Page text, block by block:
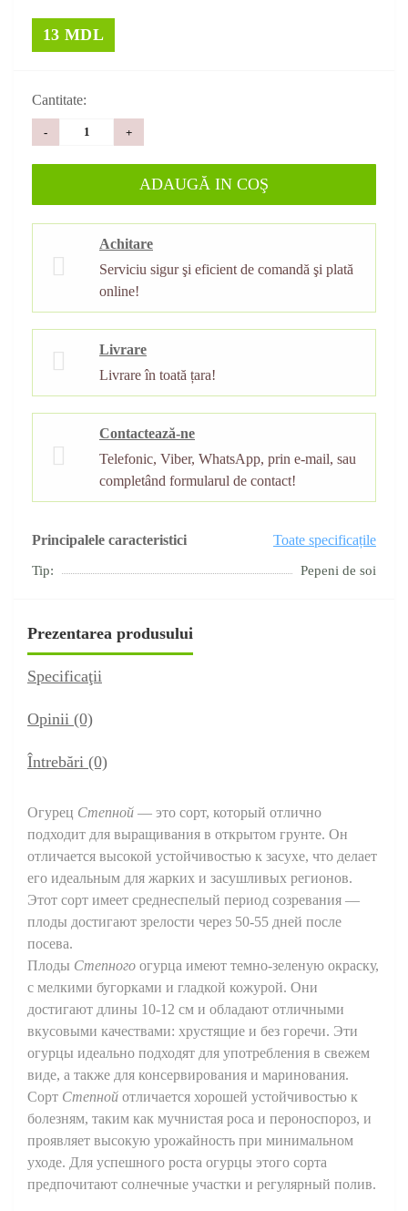
13 MDL
Principalele caracteristici Toate specificațile
Tip: Pepeni de soi
Cantitate:
- +
ADAUGĂ IN COŞ
Achitare
Serviciu sigur şi eficient de comandă şi plată
online!
Livrare
Livrare în toată țara!
Contactează-ne
Telefonic, Viber, WhatsApp, prin e-mail, sau
completând formularul de contact!
Prezentarea produsului
Specificaţii
Opinii (0)
Întrebări (0)
Огурец Степной — это сорт, который отлично
подходит для выращивания в открытом грунте. Он
отличается высокой устойчивостью к засухе, что делает
его идеальным для жарких и засушливых регионов.
Этот сорт имеет среднеспелый период созревания —
плоды достигают зрелости через 50-55 дней после
посева.
Плоды Степного огурца имеют темно-зеленую окраску,
с мелкими бугорками и гладкой кожурой. Они
достигают длины 10-12 см и обладают отличными
вкусовыми качествами: хрустящие и без горечи. Эти
огурцы идеально подходят для употребления в свежем
виде, а также для консервирования и маринования.
Сорт Степной отличается хорошей устойчивостью к
болезням, таким как мучнистая роса и пероноспороз, и
проявляет высокую урожайность при минимальном
уходе. Для успешного роста огурцы этого сорта
предпочитают солнечные участки и регулярный полив.